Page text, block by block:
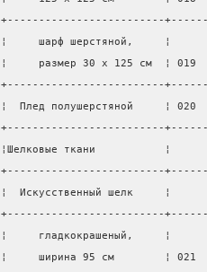
+-------------------------
¦     шарф шерстяной,
¦     размер 30 x 125 см
+-------------------------
¦  Плед полушерстяной
+-------------------------
¦Шелковые ткани
+-------------------------
¦  Искусственный шелк
+-------------------------
¦     гладкокрашеный,
¦     ширина 95 см        ¦